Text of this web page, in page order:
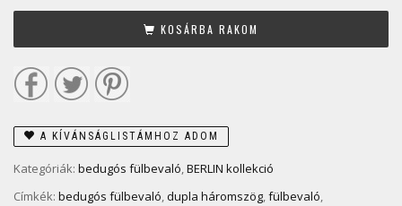
KOSÁRBA RAKOM
A KÍVÁNSÁGLISTÁMHOZ ADOM
Kategóriák: bedugós fülbevaló,BERLIN kollekció
Címkék: bedugós fülbevaló,dupla háromszög,fülbevaló,